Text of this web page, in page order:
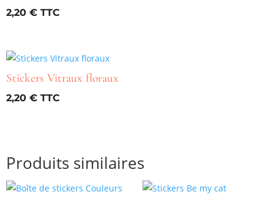
2,20 €
Stickers Vitraux floraux
2,20 €
Produits similaires